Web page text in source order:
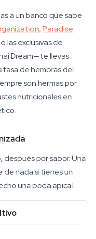
a un banco que sabe
,Paradise
las exclusivas de
Dream— te llevas
tasa de hembras del
son hermas por
nutricionales en
por sabor. Una
de nada si tienes un
una poda apical.